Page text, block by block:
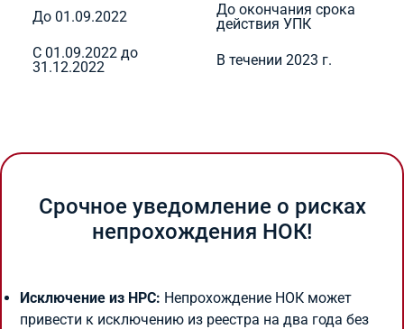
До 01.09.2022
До окончания срока
действия УПК
С 01.09.2022 до
31.12.2022
В течении 2023 г.
Срочное уведомление о рисках
непрохождения НОК!
Исключение из НРС: Непрохождение НОК может
привести к исключению из реестра на два года без